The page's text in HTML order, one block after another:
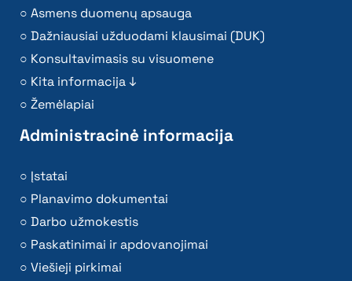
Asmens duomenų apsauga
Dažniausiai užduodami klausimai (DUK)
Konsultavimasis su visuomene
Kita informacija ↓
Žemėlapiai
Administracinė informacija
Įstatai
Planavimo dokumentai
Darbo užmokestis
Paskatinimai ir apdovanojimai
Viešieji pirkimai